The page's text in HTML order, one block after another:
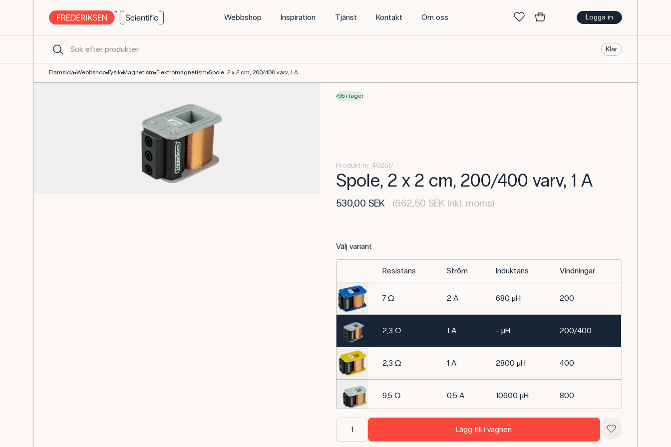
Logga in
Webbshop Inspiration Tjänst Kontakt Om oss
Klar
Framsida Webbshop Fysik Magnetism Elektromagnetism Spole, 2 x 2 cm, 200/400 varv, 1 A
95 i lager
Produkt nr. 462517
Spole, 2 x 2 cm, 200/400 varv, 1 A
530,00 SEK (662,50 SEK inkl. moms)
Välj variant
Resistans Ström Induktans Vindningar
7 Ω 2 A 680 µH 200
2,3 Ω 1 A - µH 200/400
2,3 Ω 1 A 2800 µH 400
9,5 Ω 0,5 A 10600 µH 800
0,25 A 4200 µH
Lägg till i vagnen